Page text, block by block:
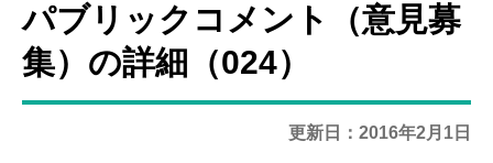
本
文
こ
こ
パブリックコメント（意見募
集）の詳細（024）
更新日：2016年2月1日